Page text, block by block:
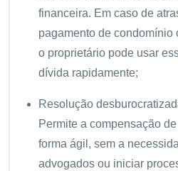
financeira. Em caso de
pagamento de condomínio
o proprietário pode usar
dívida rapidamente;
Resolução
Permite a compensação
forma ágil, sem a
advogados ou iniciar